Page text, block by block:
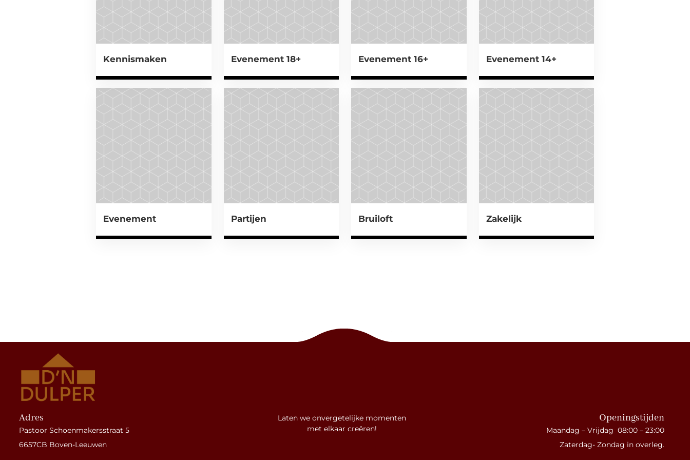
Kennismaken Evenement 18+ Evenement 16+ Evenement 14+
Evenement Partijen Bruiloft Zakelijk
Adres
Pastoor Schoenmakersstraat 5
6657CB Boven-Leeuwen
Laten we onvergetelijke momenten
met elkaar creëren!
Openingstijden
Maandag – Vrijdag 08:00 – 23:00
Zaterdag- Zondag in overleg.